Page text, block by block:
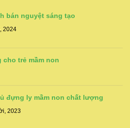
bán nguyệt sáng tạo
2024
trẻ mầm non
đựng ly mầm non chất lượng
2023